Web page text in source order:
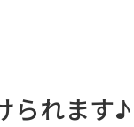
られます♪